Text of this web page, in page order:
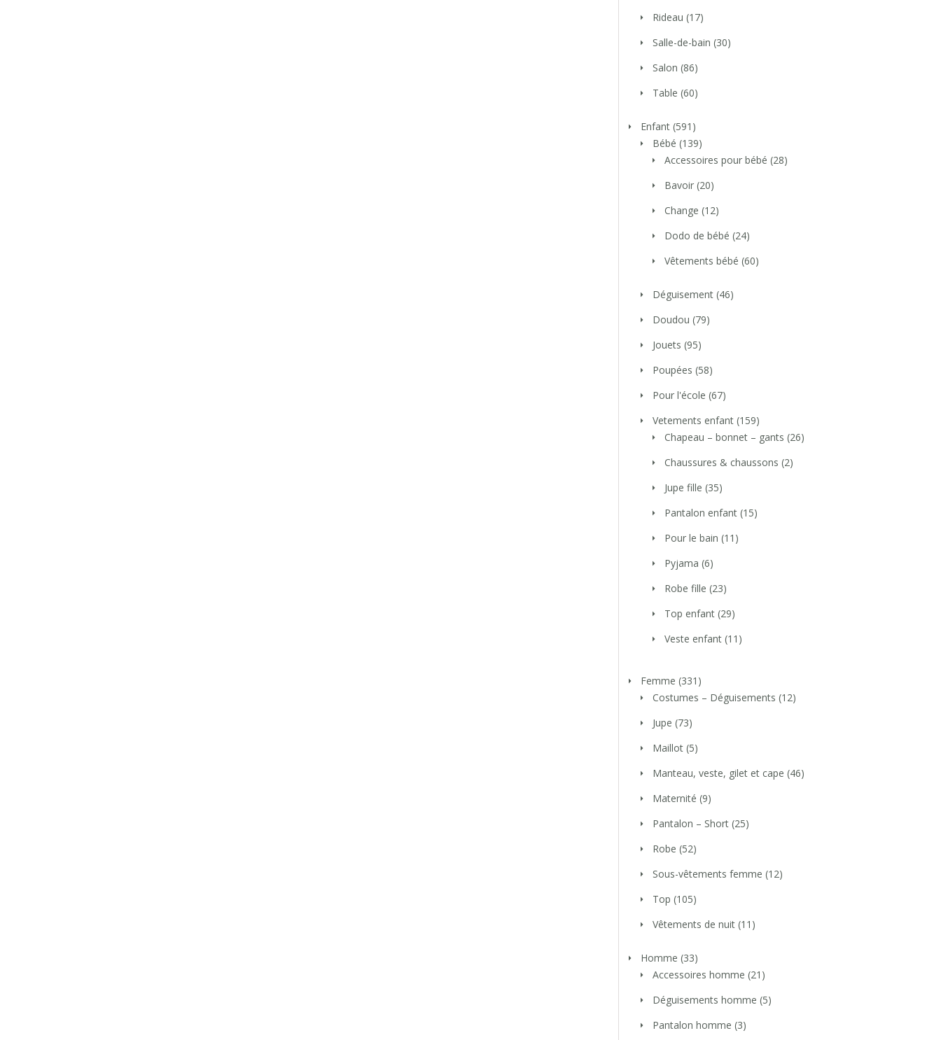
Rideau (17)
Salle-de-bain (30)
Salon (86)
Table (60)
Enfant (591)
Bébé (139)
Accessoires pour bébé (28)
Bavoir (20)
Change (12)
Dodo de bébé (24)
Vêtements bébé (60)
Déguisement (46)
Doudou (79)
Jouets (95)
Poupées (58)
Pour l'école (67)
Vetements enfant (159)
Chapeau – bonnet – gants (26)
Chaussures & chaussons (2)
Jupe fille (35)
Pantalon enfant (15)
Pour le bain (11)
Pyjama (6)
Robe fille (23)
Top enfant (29)
Veste enfant (11)
Femme (331)
Costumes – Déguisements (12)
Jupe (73)
Maillot (5)
Manteau, veste, gilet et cape (46)
Maternité (9)
Pantalon – Short (25)
Robe (52)
Sous-vêtements femme (12)
Top (105)
Vêtements de nuit (11)
Homme (33)
Accessoires homme (21)
Déguisements homme (5)
Pantalon homme (3)